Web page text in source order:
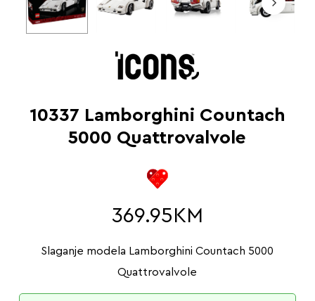
10337 Lamborghini Countach
5000 Quattrovalvole
369.95 KM
Slaganje modela Lamborghini Countach 5000
Quattrovalvole